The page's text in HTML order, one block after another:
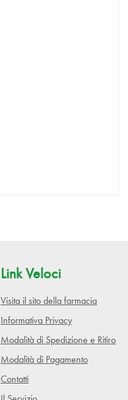
Link Veloci
Visita il sito della farmacia
Informativa Privacy
Modalità di Spedizione e Ritiro
Modalità di Pagamento
Contatti